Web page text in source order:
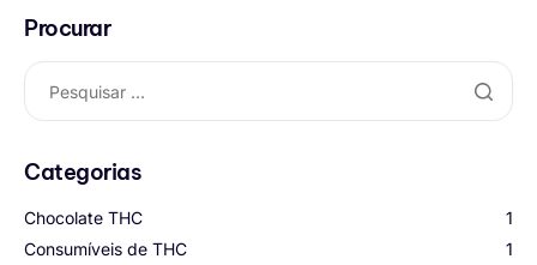
Procurar
Categorias
Chocolate THC
1
Consumíveis de THC
1